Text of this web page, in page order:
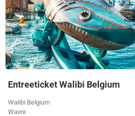
Entreeticket Walibi Belgium
Walibi Belgium
Wavre